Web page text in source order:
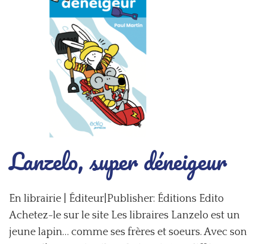
Lanzelo, super déneigeur
En librairie | Éditeur|Publisher: Éditions Edito
Achetez-le sur le site Les libraires Lanzelo est un
jeune lapin… comme ses frères et soeurs. Avec son